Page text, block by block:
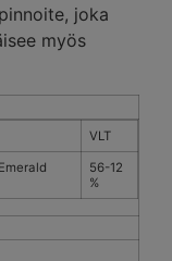
joka
myös
VLT
56-12
%